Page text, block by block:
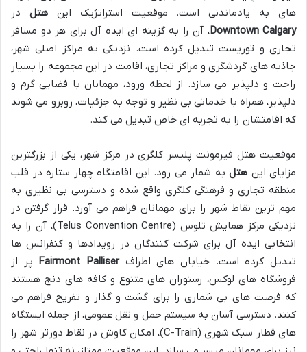
های به یادماندنی است. موقعیت استراتژیک اینهتل در
Downtown Calgary، آن را به گزینه ای ایده آل برای هر دو مسافر
تجاری و توریست تبدیل کرده است. نزدیکی به مراکز اصلی شهر،
جاذبه های گردشگری و مراکز تجاری، اقامت در این مجموعه را بسیار
راحت و دلپذیر می سازد. از لحظه ورود، مهمانان با فضایی گرم و
دلپذیر، همراه با خدماتی بی نظیر و توجه به جزئیات، روبرو می شوند
که اقامتشان را به تجربه ای خاص تبدیل می کند.
موقعیت هتل فیرمونت پلیسر کلگری در مرکز شهر، یکی از بزرگترین
مزایای این هتل به شمار می رود. این اقامتگاه چهار ستاره در قلب
منطقه تجاری و فرهنگی کلگری واقع شده و دسترسی بی نظیری به
مهم ترین نقاط شهر را برای مهمانان فراهم می آورد. قرار گرفتن در
نزدیکی مرکز همایش تلوس (Telus Convention Centre)، آن را به
انتخابی ایده آل برای شرکت کنندگان در رویدادها و کنفرانس ها
تبدیل کرده است. خیابان های اطرافFairmont Palliser پر از
فروشگاه های لوکس، رستوران های متنوع و کافه های دنج هستند
که فرصت های بی شماری را برای گشت و گذار و تفریح فراهم می
کنند. دسترسی آسان به سیستم حمل و نقل عمومی، از جمله ایستگاه
های قطار سبک شهری (C-Train)، امکان کاوش در نقاط دورتر شهر را